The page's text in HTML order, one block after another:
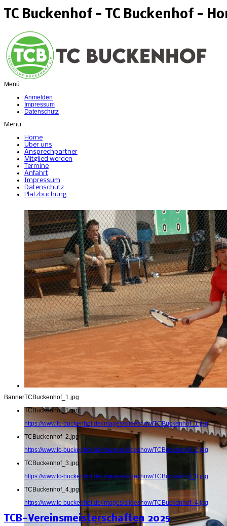
TC Buckenhof - TC Buckenhof -
Menü
Anmelden
Impressum
Datenschutz
Menü
Home
Über uns
Ansprechpartner
Mitglied werden
Termine
Anfahrt
Impressum
Datenschutz
Platzbuchung
TCBuckenhof_1.jpg
Banner
TCBuckenhof_1.jpg
https://www.tc-buckenhof.de/images/slideshow/TCBuckenhof_1.jpg
TCBuckenhof_2.jpg
https://www.tc-buckenhof.de/images/slideshow/TCBuckenhof_2.jpg
TCBuckenhof_3.jpg
https://www.tc-buckenhof.de/images/slideshow/TCBuckenhof_3.jpg
TCBuckenhof_4.jpg
https://www.tc-buckenhof.de/images/slideshow/TCBuckenhof_4.jpg
TCB-Vereinsmeisterschaften 2025